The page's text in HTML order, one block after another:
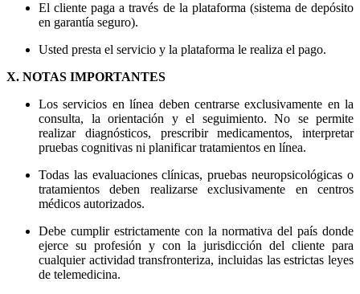
El cliente paga a través de la plataforma (sistema de depósito
en garantía seguro).
Usted presta el servicio y la plataforma le realiza el pago.
X. NOTAS IMPORTANTES
Los servicios en línea deben centrarse exclusivamente en la
consulta, la orientación y el seguimiento. No se permite
realizar diagnósticos, prescribir medicamentos, interpretar
pruebas cognitivas ni planificar tratamientos en línea.
Todas las evaluaciones clínicas, pruebas neuropsicológicas o
tratamientos deben realizarse exclusivamente en centros
médicos autorizados.
Debe cumplir estrictamente con la normativa del país donde
ejerce su profesión y con la jurisdicción del cliente para
cualquier actividad transfronteriza, incluidas las estrictas leyes
de telemedicina.